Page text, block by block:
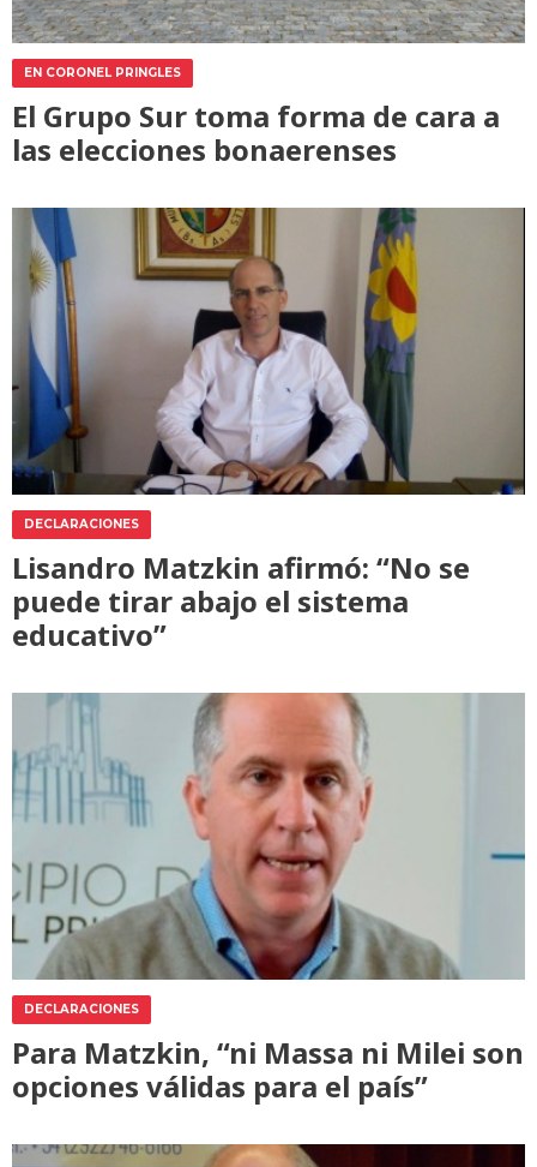
EN CORONEL PRINGLES
El Grupo Sur toma forma de cara a
las elecciones bonaerenses
DECLARACIONES
Lisandro Matzkin afirmó: “No se
puede tirar abajo el sistema
educativo”
DECLARACIONES
Para Matzkin, “ni Massa ni Milei son
opciones válidas para el país”